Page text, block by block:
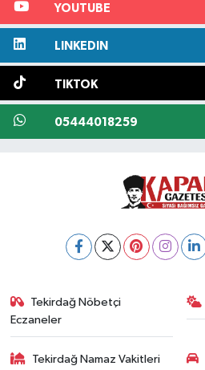
YOUTUBE
LINKEDIN
TIKTOK
05444018259
Tekirdağ Nöbetçi
Eczaneler
Tekirdağ Namaz Vakitleri